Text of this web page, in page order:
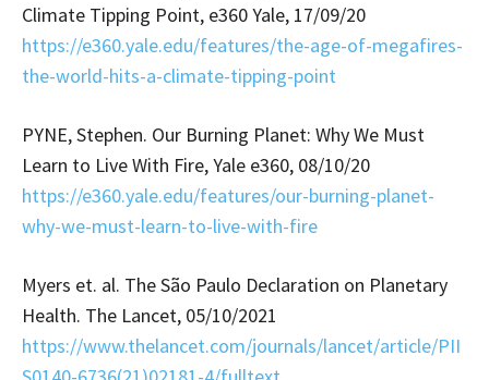
Climate Tipping Point, e360 Yale, 17/09/20
https://e360.yale.edu/features/the-age-of-megafires-
the-world-hits-a-climate-tipping-point
PYNE, Stephen. Our Burning Planet: Why We Must
Learn to Live With Fire, Yale e360, 08/10/20
https://e360.yale.edu/features/our-burning-planet-
why-we-must-learn-to-live-with-fire
Myers et. al. The São Paulo Declaration on Planetary
Health. The Lancet, 05/10/2021
https://www.thelancet.com/journals/lancet/article/PII